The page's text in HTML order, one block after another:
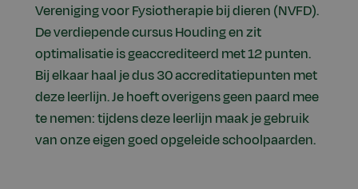
Vereniging voor Fysiotherapie bij dieren (NVFD).
De verdiepende cursus Houding en zit
optimalisatie is geaccrediteerd met 12 punten.
Bij elkaar haal je dus 30 accreditatiepunten met
deze leerlijn. Je hoeft overigens geen paard mee
te nemen: tijdens deze leerlijn maak je gebruik
van onze eigen goed opgeleide schoolpaarden.